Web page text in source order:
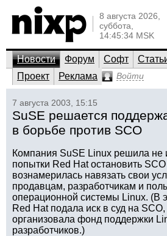
8 августа 2026,
суббота,
14:45:34 MSK
Новости Форум Софт
Проект
Реклама Войти
7 августа 2003, 15:15
SuSE решается
в борьбе против SCO
Компания SuSE Linux решила не
попытки Red Hat остановить
вознамерилась навязать свои
продавцам, разработчикам и
операционной системы Linux. (В
Red Hat подала иск в суд на
организовала фонд поддержки
разработчиков.)